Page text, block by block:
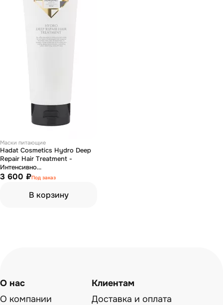
Маски питающие
Hadat Cosmetics Hydro Deep
Repair Hair Treatment -
Интенсивно
восстанавливающая маска
3 600 ₽Под заказ
В корзину
О нас
О компании
Клиентам
Доставка и оплата